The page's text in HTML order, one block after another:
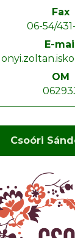
Fax
06-54/
E-
OM
Csoóri